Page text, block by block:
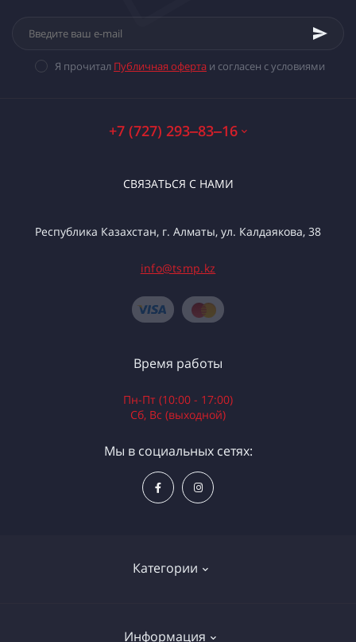
Я прочитал Публичная оферта и согласен с условиями
+7 (727) 293‒83‒16
СВЯЗАТЬСЯ С НАМИ
Республика Казахстан, г. Алматы, ул. Калдаякова, 38
info@tsmp.kz
Категории
Электроинструменты
Информация
Время работы
Пн-Пт (10:00 - 17:00)
Сб, Вс (выходной)
Мы в социальных сетях: